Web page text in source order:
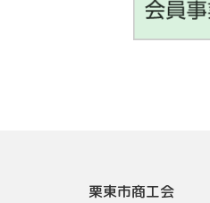
栗東市商工会